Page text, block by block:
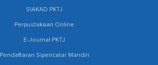
SIAKAD PKTJ
Perpustakaan Online
E-Journal PKTJ
Pendaftaran Sipencatar Mandiri